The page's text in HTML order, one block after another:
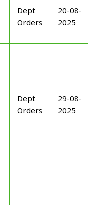
Dept
Orders
20-08-
2025
Dept
Orders
29-08-
2025